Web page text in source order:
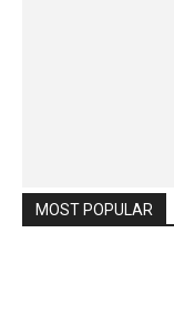
MOST POPULAR